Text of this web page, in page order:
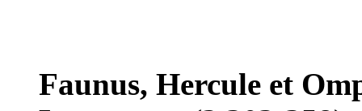
Faunus, Hercule et